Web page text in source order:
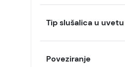
Tip slušalica u uvetu
Poveziranje